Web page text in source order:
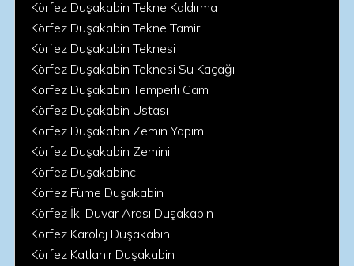
Körfez Duşakabin Tekne Kaldırma
Körfez Duşakabin Tekne Tamiri
Körfez Duşakabin Teknesi
Körfez Duşakabin Teknesi Su Kaçağı
Körfez Duşakabin Temperli Cam
Körfez Duşakabin Ustası
Körfez Duşakabin Zemin Yapımı
Körfez Duşakabin Zemini
Körfez Duşakabinci
Körfez Füme Duşakabin
Körfez İki Duvar Arası Duşakabin
Körfez Karolaj Duşakabin
Körfez Katlanır Duşakabin